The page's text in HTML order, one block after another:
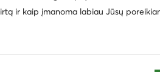
ir kaip įmanoma labiau Jūsų